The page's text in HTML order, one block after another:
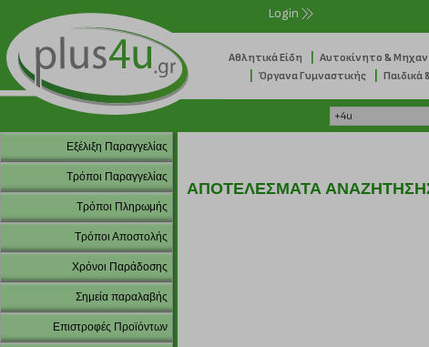
Login
Αθλητικά Είδη Αυτοκίνητο &
Όργανα Γυμναστικής Παιδικά
Εξέλιξη Παραγγελίας
Τρόποι Παραγγελίας
Τρόποι Πληρωμής
Τρόποι Αποστολής
Χρόνοι Παράδοσης
Σημεία παραλαβής
Επιστροφές Προϊόντων
ΑΠΟΤΕΛΕΣΜΑΤΑ